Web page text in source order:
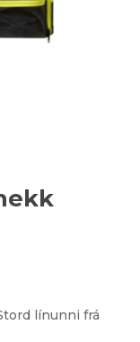
línunni frá